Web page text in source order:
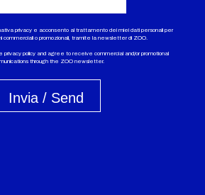
privacy e acconsento al trattamento dei miei dati personali per
commerciali o promozionali, tramite la newsletter di ZOO.
policy and agree to receive commercial and/or promotional
through the ZOO newsletter.